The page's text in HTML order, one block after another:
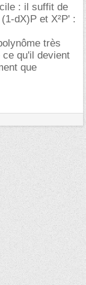
: il suffit de
dX)P et X²P' :
très
ce qu'il devient
que